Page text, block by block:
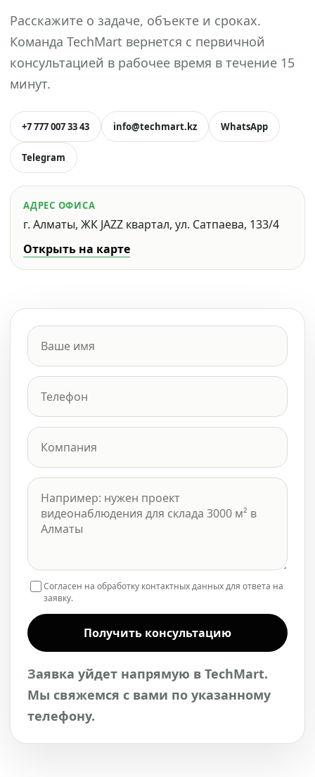
Расскажите о задаче, объекте и сроках.
Команда TechMart вернется с первичной
консультацией в рабочее время в течение 15
минут.
+7 777 007 33 43 info@techmart.kz WhatsApp
Telegram
АДРЕС ОФИСА
г. Алматы, ЖК JAZZ квартал, ул. Сатпаева, 133/4
Открыть на карте
Согласен на обработку контактных данных для ответа на
заявку.
Получить консультацию
Заявка уйдет напрямую в TechMart.
Мы свяжемся с вами по указанному
телефону.